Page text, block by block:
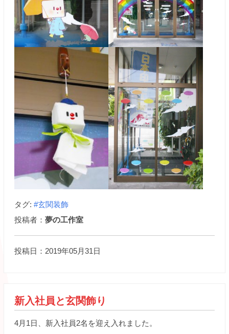
タグ: #玄関装飾
投稿者： 夢の工作室
投稿日：2019年05月31日
新入社員と玄関飾り
4月1日、新入社員2名を迎え入れました。